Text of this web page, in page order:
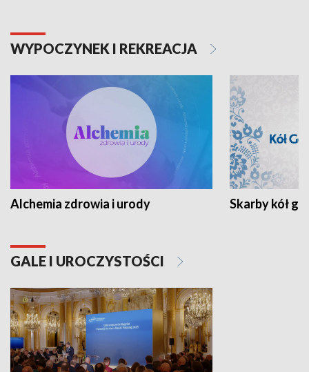
WYPOCZYNEK I REKREACJA
Alchemia zdrowia i urody Skarby kół
GALE I UROCZYSTOŚCI